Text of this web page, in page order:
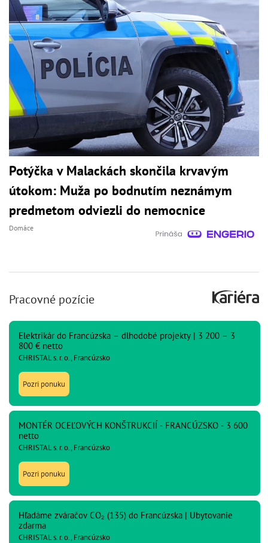
Potýčka v Malackách skončila krvavým
útokom: Muža po bodnutím neznámym
predmetom odviezli do nemocnice
Domáce
Pracovné pozície
Elektrikár do Francúzska – dlhodobé projekty | 3 200 – 3
800 € netto
CHRISTAL s. r. o., Francúzsko
Pozri ponuku
MONTÉR OCEĽOVÝCH KONŠTRUKCIÍ - FRANCÚZSKO - 3 600
netto
CHRISTAL s. r. o., Francúzsko
Pozri ponuku
Hľadáme zváračov CO₂ (135) do Francúzska | Ubytovanie
zdarma
CHRISTAL s. r. o., Francúzsko